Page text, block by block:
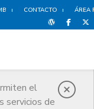
CONTACTO ÁREA
el
servicios de